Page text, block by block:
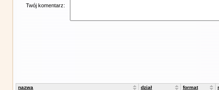
Twój komentarz:
nazwa dział format